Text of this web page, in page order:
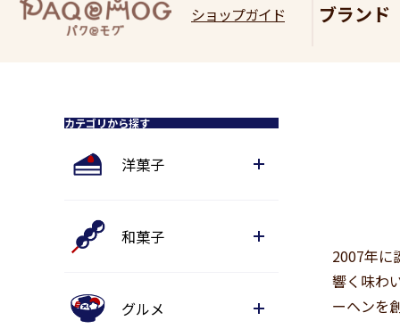
カテゴリから探す
洋菓子
和菓子
グルメ
ショップガイド ブランド
2007年に
響く味わ
ーヘンを